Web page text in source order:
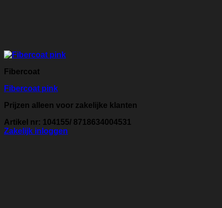
Fibercoat
Fibercoat pink
Prijzen alleen voor zakelijke klanten
Artikel nr: 104155/ 8718634004531
Zakelijk inloggen